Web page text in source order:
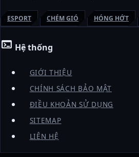
ESPORT CHÉM GIÓ HÓNG HỚT
terminal Hệ thống
GIỚI THIỆU
CHÍNH SÁCH BẢO MẬT
ĐIỀU KHOẢN SỬ DỤNG
SITEMAP
LIÊN HỆ